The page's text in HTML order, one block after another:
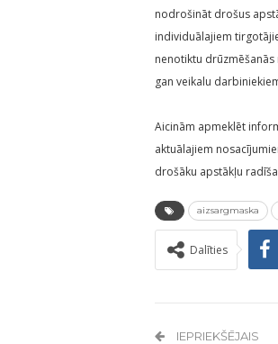
nodrošināt drošus
individuālajiem
nenotiktu
gan veikalu
Aicinām apmeklēt
aktuālajiem
drošāku apstākļu
aizsargmaska
Dalīties
IEPRIEKŠĒJAIS